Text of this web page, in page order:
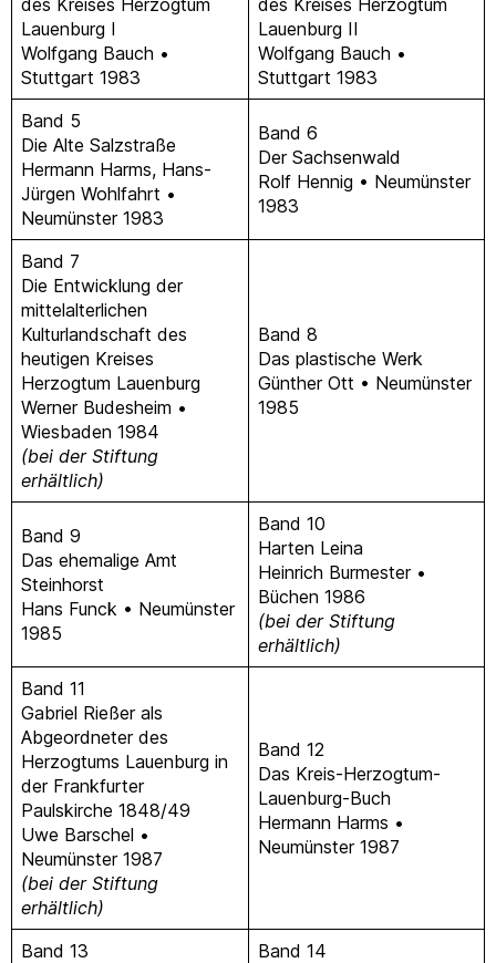
des Kreises Herzogtum
Lauenburg I
Wolfgang Bauch •
Stuttgart 1983
des Kreises Herzogtum
Lauenburg II
Wolfgang Bauch •
Stuttgart 1983
Band 5
Die Alte Salzstraße
Hermann Harms, Hans-
Jürgen Wohlfahrt •
Neumünster 1983
Band 6
Der Sachsenwald
Rolf Hennig • Neumünster
1983
Band 7
Die Entwicklung der
mittelalterlichen
Kulturlandschaft des
heutigen Kreises
Herzogtum Lauenburg
Werner Budesheim •
Wiesbaden 1984
(bei der Stiftung
erhältlich)
Band 8
Das plastische Werk
Günther Ott • Neumünster
1985
Band 9
Das ehemalige Amt
Steinhorst
Hans Funck • Neumünster
1985
Band 10
Harten Leina
Heinrich Burmester •
Büchen 1986
(bei der Stiftung
erhältlich)
Band 11
Gabriel Rießer als
Abgeordneter des
Herzogtums Lauenburg in
der Frankfurter
Paulskirche 1848/49
Uwe Barschel •
Neumünster 1987
(bei der Stiftung
erhältlich)
Band 12
Das Kreis-Herzogtum-
Lauenburg-Buch
Hermann Harms •
Neumünster 1987
Band 13
Band 14